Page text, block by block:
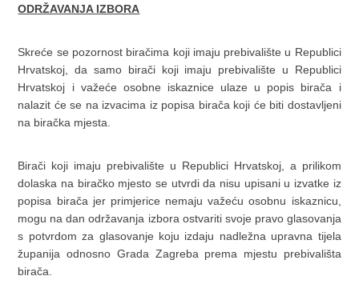
ODRŽAVANJA IZBORA
Skreće se pozornost biračima koji imaju prebivalište u Republici
Hrvatskoj, da samo birači koji imaju prebivalište u Republici
Hrvatskoj i važeće osobne iskaznice ulaze u popis birača i
nalazit će se na izvacima iz popisa birača koji će biti dostavljeni
na biračka mjesta.
Birači koji imaju prebivalište u Republici Hrvatskoj, a prilikom
dolaska na biračko mjesto se utvrdi da nisu upisani u izvatke iz
popisa birača jer primjerice nemaju važeću osobnu iskaznicu,
mogu na dan održavanja izbora ostvariti svoje pravo glasovanja
s potvrdom za glasovanje koju izdaju nadležna upravna tijela
županija odnosno Grada Zagreba prema mjestu prebivališta
birača.